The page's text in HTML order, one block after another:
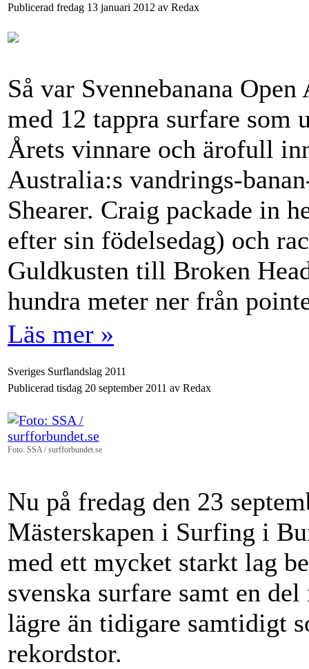
Publicerad fredag 13 januari 2012 av Redax
Så var Svennebanana
med 12 tappra surfare som
Årets vinnare och ärofull
Australia:s vandrings-
Shearer. Craig packade in
efter sin födelsedag) och
Guldkusten till Broken
hundra meter ner från
Läs mer »
Sveriges Surflandslag 2011
Publicerad tisdag 20 september 2011 av Redax
Foto: SSA / surfforbundet.se
Nu på fredag den 23
Mästerskapen i Surfing i
med ett mycket starkt lag
svenska surfare samt en
lägre än tidigare samtidigt
rekordstor.